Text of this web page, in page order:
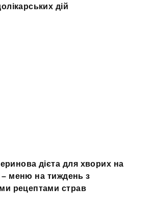
дій
дієта для хворих на
– меню на тиждень з
рецептами страв